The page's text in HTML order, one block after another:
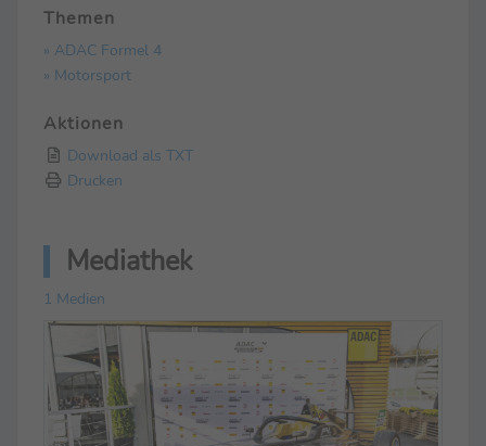
Themen
» ADAC Formel 4
» Motorsport
Aktionen
Download als TXT
Drucken
Mediathek
1 Medien